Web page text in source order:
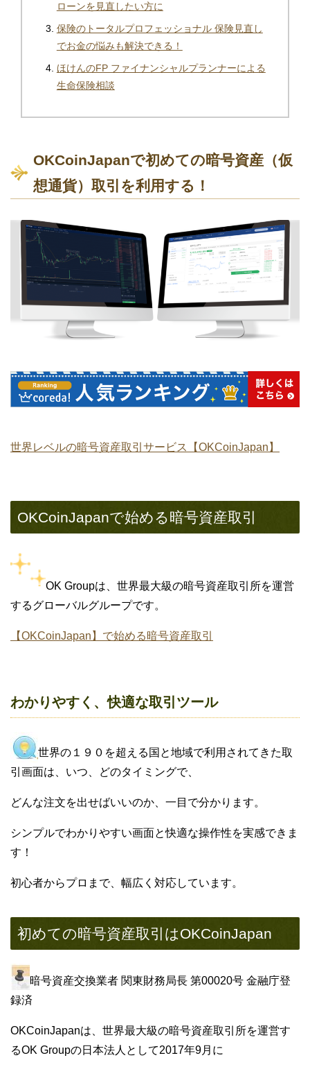
ローンを見直したい方に
保険のトータルプロフェッショナル 保険見直し
でお金の悩みも解決できる！
ほけんのFP ファイナンシャルプランナーによる
生命保険相談
OKCoinJapanで初めての暗号資産（仮
想通貨）取引を利用する！
世界レベルの暗号資産取引サービス【OKCoinJapan】
OKCoinJapanで始める暗号資産取引
OK Groupは、世界最大級の暗号資産取引所を運営
するグローバルグループです。
【OKCoinJapan】で始める暗号資産取引
わかりやすく、快適な取引ツール
世界の１９０を超える国と地域で利用されてきた取
引画面は、いつ、どのタイミングで、
どんな注文を出せばいいのか、一目で分かります。
シンプルでわかりやすい画面と快適な操作性を実感できま
す！
初心者からプロまで、幅広く対応しています。
初めての暗号資産取引はOKCoinJapan
暗号資産交換業者 関東財務局長 第00020号 金融庁登
録済
OKCoinJapanは、世界最大級の暗号資産取引所を運営す
るOK Groupの日本法人として2017年9月に